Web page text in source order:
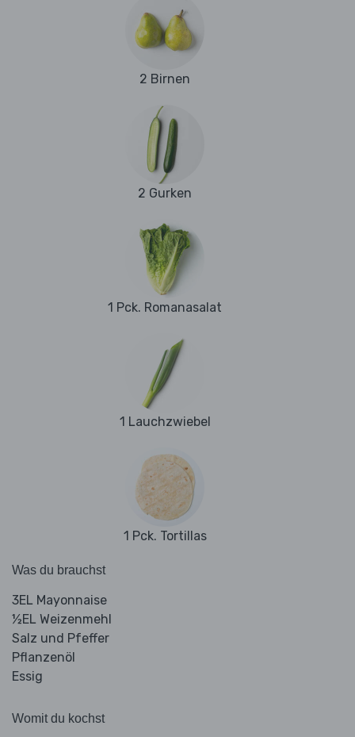
2 Birnen
2 Gurken
1 Pck. Romanasalat
1 Lauchzwiebel
1 Pck. Tortillas
Was du brauchst
3EL Mayonnaise
½EL Weizenmehl
Salz und Pfeffer
Pflanzenöl
Essig
Womit du kochst